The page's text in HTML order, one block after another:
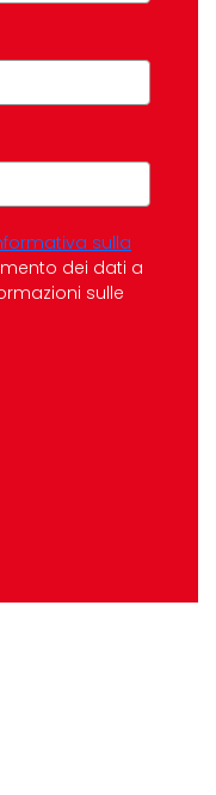
sulla
dei dati a
sulle